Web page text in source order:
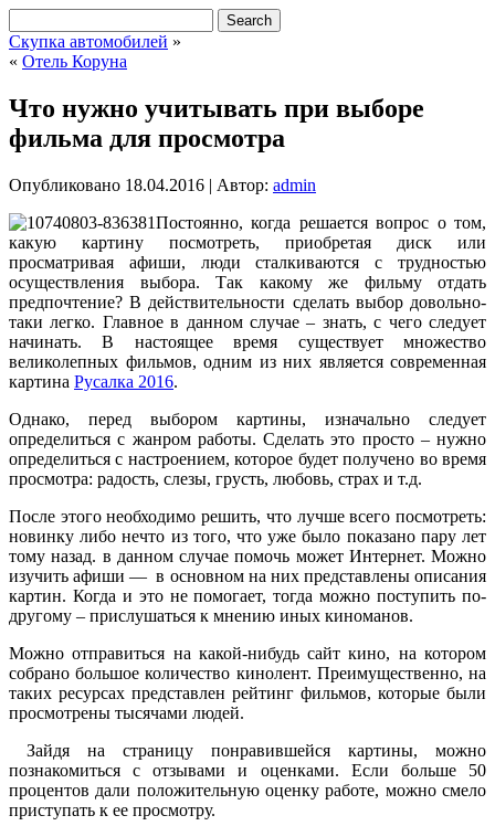
Скупка автомобилей »
« Отель Коруна
Что нужно учитывать при выборе
фильма для просмотра
Опубликовано 18.04.2016 | Автор: admin
Постоянно, когда решается вопрос о том,
какую картину посмотреть, приобретая диск или
просматривая афиши, люди сталкиваются с трудностью
осуществления выбора. Так какому же фильму отдать
предпочтение? В действительности сделать выбор довольно-
таки легко. Главное в данном случае – знать, с чего следует
начинать. В настоящее время существует множество
великолепных фильмов, одним из них является современная
картина Русалка 2016.
Однако, перед выбором картины, изначально следует
определиться с жанром работы. Сделать это просто – нужно
определиться с настроением, которое будет получено во время
просмотра: радость, слезы, грусть, любовь, страх и т.д.
После этого необходимо решить, что лучше всего посмотреть:
новинку либо нечто из того, что уже было показано пару лет
тому назад. в данном случае помочь может Интернет. Можно
изучить афиши — в основном на них представлены описания
картин. Когда и это не помогает, тогда можно поступить по-
другому – прислушаться к мнению иных киноманов.
Можно отправиться на какой-нибудь сайт кино, на котором
собрано большое количество кинолент. Преимущественно, на
таких ресурсах представлен рейтинг фильмов, которые были
просмотрены тысячами людей.
Зайдя на страницу понравившейся картины, можно
познакомиться с отзывами и оценками. Если больше 50
процентов дали положительную оценку работе, можно смело
приступать к ее просмотру.